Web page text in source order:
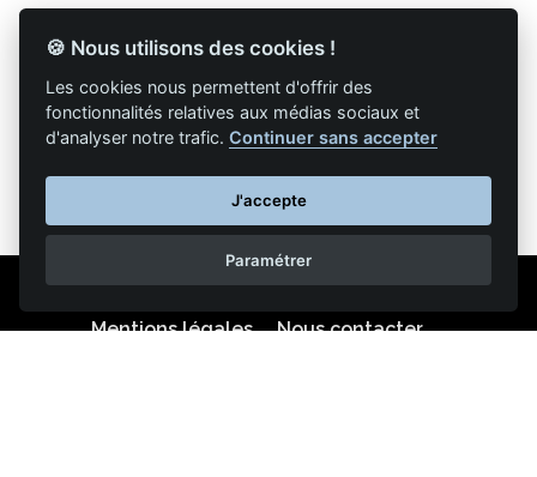
Retour à la liste des articles
Mentions légales
Nous contacter
🍪 Nous utilisons des cookies !
Les cookies nous permettent d'offrir des
fonctionnalités relatives aux médias sociaux et
d'analyser notre trafic.Continuer sans accepter
J'accepte
Paramétrer